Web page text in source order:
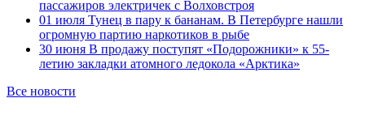
пассажиров электричек с Волховстроя
01 июля Тунец в пару к бананам. В Петербурге нашли
огромную партию наркотиков в рыбе
30 июня В продажу поступят «Подорожники» к 55-
летию закладки атомного ледокола «Арктика»
Все новости